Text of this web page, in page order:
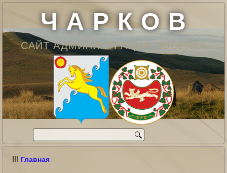
Ч А Р К О В
САЙТ АДМИНИСТРАЦИИ ПОСЁЛКА
Главная